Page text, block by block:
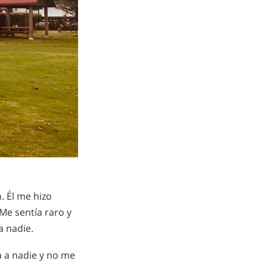
Él me hizo
Me sentía raro y
nadie.
nadie y no me